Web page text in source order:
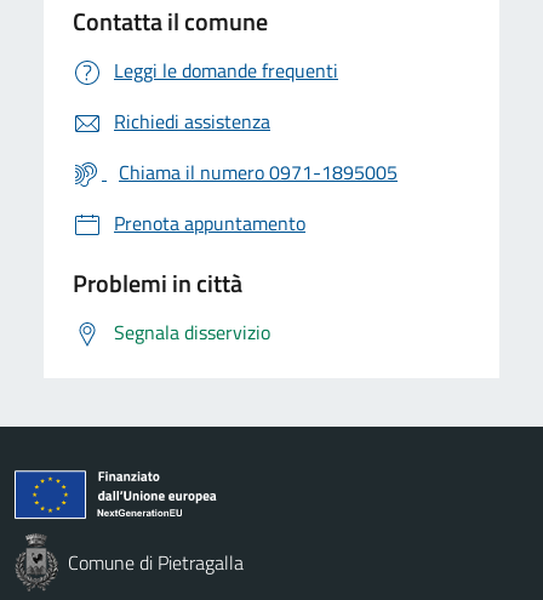
Contatta il comune
Leggi le domande frequenti
Richiedi assistenza
Chiama il numero 0971-1895005
Prenota appuntamento
Problemi in città
Segnala disservizio
Comune di Pietragalla